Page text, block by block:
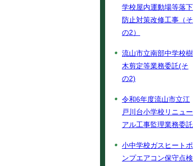
学校屋内運動場等落下
防止対策改修工事（そ
の2）
流山市立南部中学校樹
木剪定等業務委託(そ
の2)
令和6年度流山市立江
戸川台小学校リニュー
アル工事監理業務委託
小中学校ガスヒートポ
ンプエアコン保守点検